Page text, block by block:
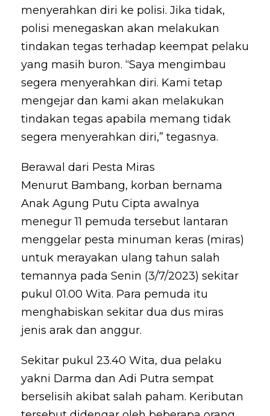
menyerahkan diri ke polisi. Jika tidak,
polisi menegaskan akan melakukan
tindakan tegas terhadap keempat pelaku
yang masih buron. “Saya mengimbau
segera menyerahkan diri. Kami tetap
mengejar dan kami akan melakukan
tindakan tegas apabila memang tidak
segera menyerahkan diri,” tegasnya.
Berawal dari Pesta Miras
Menurut Bambang, korban bernama
Anak Agung Putu Cipta awalnya
menegur 11 pemuda tersebut lantaran
menggelar pesta minuman keras (miras)
untuk merayakan ulang tahun salah
temannya pada Senin (3/7/2023) sekitar
pukul 01.00 Wita. Para pemuda itu
menghabiskan sekitar dua dus miras
jenis arak dan anggur.
Sekitar pukul 23.40 Wita, dua pelaku
yakni Darma dan Adi Putra sempat
berselisih akibat salah paham. Keributan